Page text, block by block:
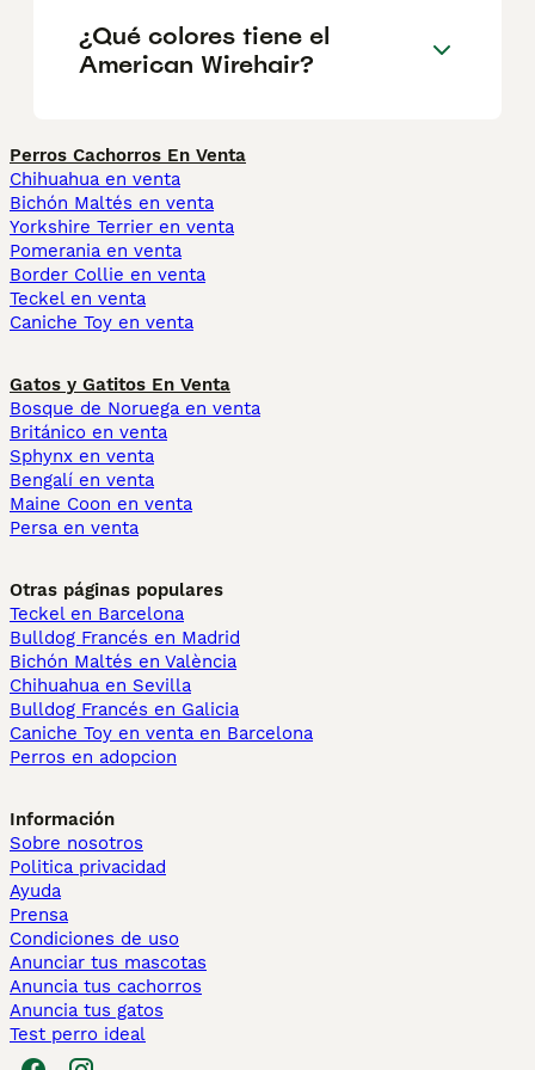
¿Qué colores tiene el
American Wirehair?
Perros Cachorros En Venta
Chihuahua en venta
Bichón Maltés en venta
Yorkshire Terrier en venta
Pomerania en venta
Border Collie en venta
Teckel en venta
Caniche Toy en venta
Gatos y Gatitos En Venta
Bosque de Noruega en venta
Británico en venta
Sphynx en venta
Bengalí en venta
Maine Coon en venta
Persa en venta
Otras páginas populares
Teckel en Barcelona
Bulldog Francés en Madrid
Bichón Maltés en València
Chihuahua en Sevilla
Bulldog Francés en Galicia
Caniche Toy en venta en Barcelona
Perros en adopcion
Información
Sobre nosotros
Politica privacidad
Ayuda
Prensa
Condiciones de uso
Anunciar tus mascotas
Anuncia tus cachorros
Anuncia tus gatos
Test perro ideal